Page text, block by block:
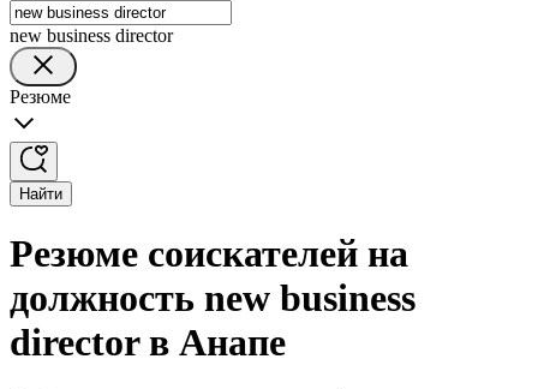
new business director
Резюме
Найти
Резюме соискателей на
должность new business
director в Анапе